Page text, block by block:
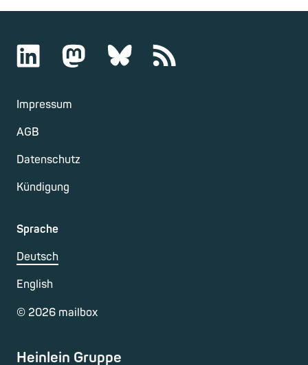
Impressum
AGB
Datenschutz
Kündigung
Sprache
Deutsch
English
© 2026 mailbox
Heinlein Gruppe